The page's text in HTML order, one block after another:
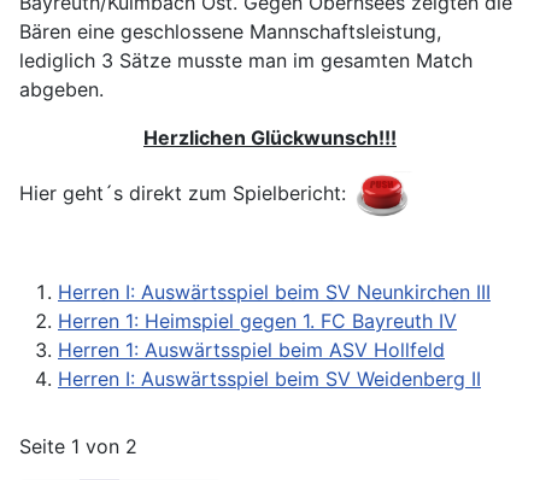
Bären eine geschlossene Mannschaftsleistung,
lediglich 3 Sätze musste man im gesamten Match
abgeben.
Herzlichen Glückwunsch!!!
Hier geht´s direkt zum Spielbericht:
Herren I: Auswärtsspiel beim SV Neunkirchen III
Herren 1: Heimspiel gegen 1. FC Bayreuth IV
Herren 1: Auswärtsspiel beim ASV Hollfeld
Herren I: Auswärtsspiel beim SV Weidenberg II
Seite 1 von 2